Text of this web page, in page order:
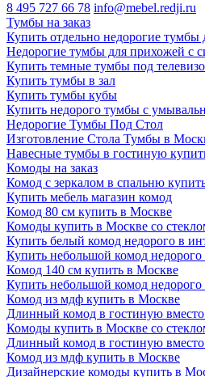
8 495 727 66 78 info@mebel.redji.ru
Тумбы на заказ
Купить отдельно недорогие тумбы
Недорогие тумбы для прихожей с
Купить темные тумбы под
Купить тумбы в зал
Купить тумбы кубы
Купить недорого тумбы с
Недорогие Тумбы Под Стол
Изготовление Стола Тумбы в
Навесные тумбы в гостиную
Комоды на заказ
Комод с зеркалом в спальню
Купить мебель магазин комод
Комод 80 см купить в Москве
Комоды купить в Москве со
Купить белый комод недорого в
Купить небольшой комод
Комод 140 см купить в Москве
Купить небольшой комод
Комод из мдф купить в Москве
Длинный комод в гостиную вместо
Комоды купить в Москве со
Длинный комод в гостиную вместо
Комод из мдф купить в Москве
Дизайнерские комоды купить в